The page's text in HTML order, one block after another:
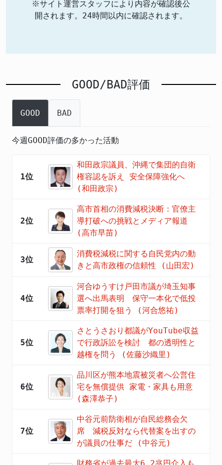
※サイト運営スタッフにより内容が確認後公
開されます。24時間以内に確認されます。
GOOD/BAD評価
GOOD BAD
今週GOOD評価の多かった活動
1位
和田政宗議員、沖縄で集団的自衛
権容認を訴え 安全保障強化へ
(和田政宗)
2位
高市首相の消費減税決断：官僚主
導打破への挑戦とメディア報道
(高市早苗)
3位
消費税減税に関する自民党内の動
きと高市政権の信頼性 (山田宏)
4位
河合ゆうすけ戸田市議が埼玉知事
選へ出馬表明 保守一本化で低投
票率打開を狙う (河合悠祐)
5位
さとうさおり都議がYouTube収益
で行政訴訟を検討 都の透明性と
越権を問う (佐藤沙織里)
6位
品川区が熊本地震被災者へ公営住
宅を無償提供 家電・家具も用意
(森澤恭子)
7位
中谷元前防衛相が自民総務会欠
席 減税反対なら代替案を出すの
が議員の仕事だ (中谷元)